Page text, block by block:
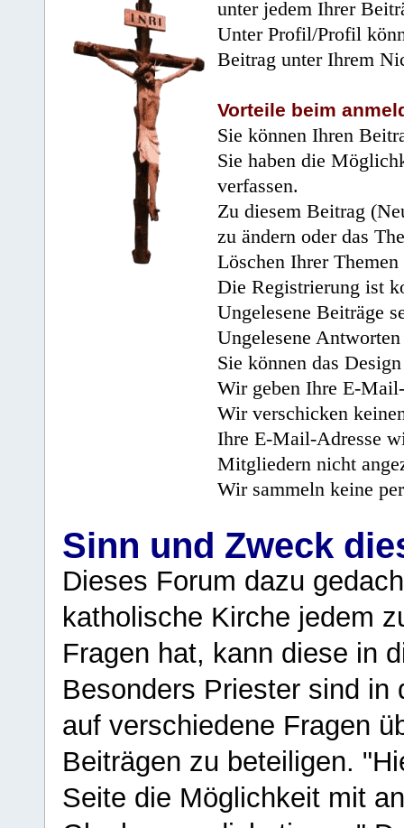
unter jedem Ihrer
Unter Profil/Profil
Beitrag unter Ihrem
Vorteile beim
Sie können Ihren
Sie haben die
verfassen.
Zu diesem Beitrag
zu ändern oder das
Löschen Ihrer
Die Registrierung ist
Ungelesene Beiträge
Ungelesene
Sie können das
Wir geben Ihre E-
Wir verschicken
Ihre E-Mail-Adresse
Mitgliedern nicht
Wir sammeln keine
Sinn und Zweck
Dieses Forum dazu
katholische Kirche jedem
Fragen hat, kann diese in
Besonders Priester sind in
auf verschiedene Fragen
Beiträgen zu beteiligen.
Seite die Möglichkeit mit